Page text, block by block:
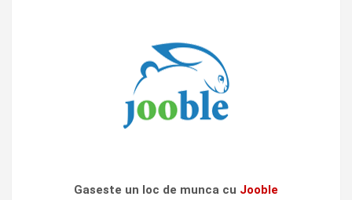
Gaseste un loc de munca cu Jooble